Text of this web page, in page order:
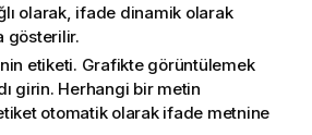
olarak, ifade dinamik olarak
gösterilir.
etiketi. Grafikte görüntülemek
girin. Herhangi bir metin
otomatik olarak ifade metnine